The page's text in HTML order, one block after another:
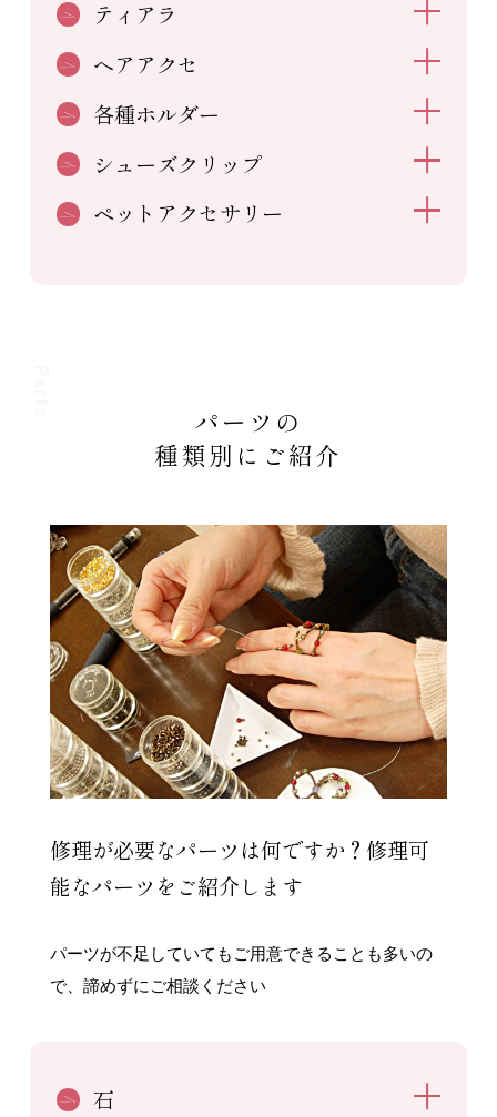
ティアラ
ヘアアクセ
各種ホルダー
シューズクリップ
ペットアクセサリー
パーツの
種類別にご紹介
修理が必要なパーツは何ですか？修理可
能なパーツをご紹介します
パーツが不足していてもご用意できることも多いの
で、諦めずにご相談ください
石